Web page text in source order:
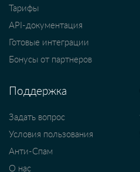
Тарифы
API-документация
Готовые интеграции
Бонусы от партнеров
Поддержка
Задать вопрос
Условия пользования
Анти-Спам
О нас